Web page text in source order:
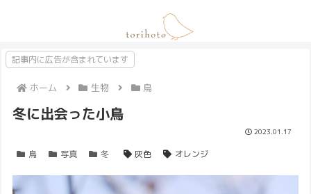
記事内に広告が含まれています
ホーム 生物 鳥
冬に出会った小鳥
2023.01.17
鳥 写真 冬 灰色 オレンジ